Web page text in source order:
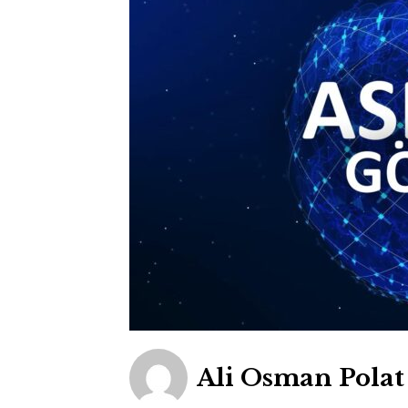
Ali Osman Polat